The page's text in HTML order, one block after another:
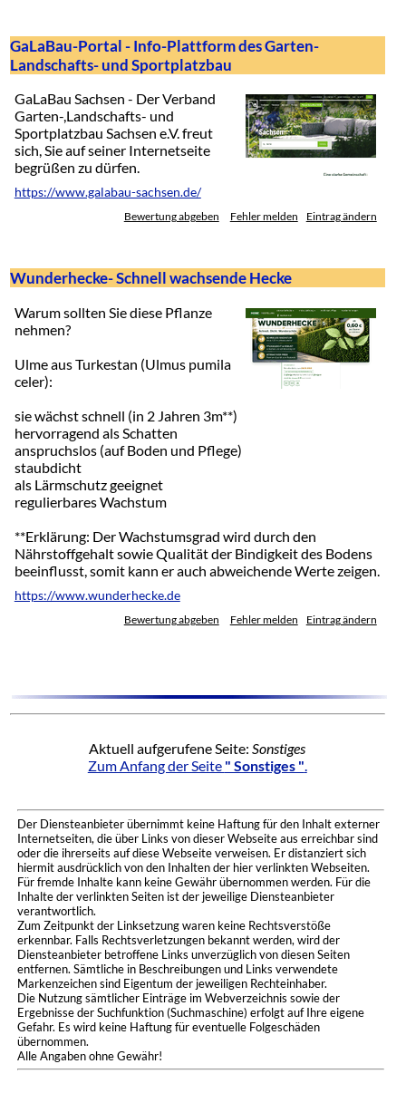
GaLaBau-Portal - Info-Plattform des Garten-
Landschafts- und Sportplatzbau
GaLaBau Sachsen - Der Verband
Garten-,Landschafts- und
Sportplatzbau Sachsen e.V. freut
sich, Sie auf seiner Internetseite
begrüßen zu dürfen.
https://www.galabau-sachsen.de/
Bewertung abgeben Fehler melden Eintrag ändern
Wunderhecke- Schnell wachsende Hecke
Warum sollten Sie diese Pflanze
nehmen?
Ulme aus Turkestan (Ulmus pumila
celer):
sie wächst schnell (in 2 Jahren 3m**)
hervorragend als Schatten
anspruchslos (auf Boden und Pflege)
staubdicht
als Lärmschutz geeignet
regulierbares Wachstum
**Erklärung: Der Wachstumsgrad wird durch den
Nährstoffgehalt sowie Qualität der Bindigkeit des Bodens
beeinflusst, somit kann er auch abweichende Werte zeigen.
https://www.wunderhecke.de
Bewertung abgeben Fehler melden Eintrag ändern
Aktuell aufgerufene Seite: Sonstiges
Zum Anfang der Seite " Sonstiges "
Der Diensteanbieter übernimmt keine Haftung für den Inhalt externer
Internetseiten, die über Links von dieser Webseite aus erreichbar sind
oder die ihrerseits auf diese Webseite verweisen. Er distanziert sich
hiermit ausdrücklich von den Inhalten der hier verlinkten Webseiten.
Für fremde Inhalte kann keine Gewähr übernommen werden. Für die
Inhalte der verlinkten Seiten ist der jeweilige Diensteanbieter
verantwortlich.
Zum Zeitpunkt der Linksetzung waren keine Rechtsverstöße
erkennbar. Falls Rechtsverletzungen bekannt werden, wird der
Diensteanbieter betroffene Links unverzüglich von diesen Seiten
entfernen. Sämtliche in Beschreibungen und Links verwendete
Markenzeichen sind Eigentum der jeweiligen Rechteinhaber.
Die Nutzung sämtlicher Einträge im Webverzeichnis sowie der
Ergebnisse der Suchfunktion (Suchmaschine) erfolgt auf Ihre eigene
Gefahr. Es wird keine Haftung für eventuelle Folgeschäden
übernommen.
Alle Angaben ohne Gewähr!